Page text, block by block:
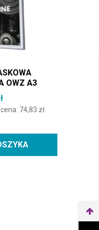
OWZ A3
74,83 zł.